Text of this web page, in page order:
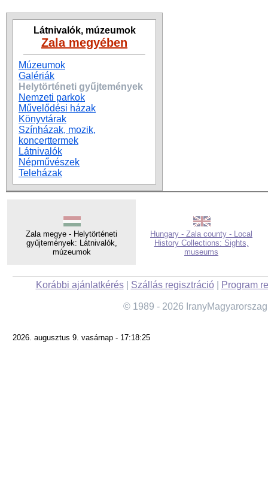
Látnivalók, múzeumok
Zala megyében
Múzeumok
Galériák
Helytörténeti gyűjtemények
Nemzeti parkok
Művelődési házak
Könyvtárak
Színházak, mozik,
koncerttermek
Látnivalók
Népművészek
Teleházak
Zala megye - Helytörténeti
gyűjtemények: Látnivalók,
múzeumok
Hungary - Zala county - Local
History Collections: Sights,
museums
Korábbi ajánlatkérés| Szállás regisztráció| Program
© 1989 - 2026
2026. augusztus 9. vasárnap - 17:18:25